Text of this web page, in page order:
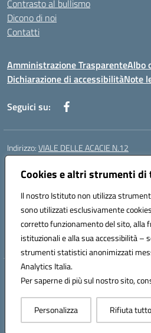
Cookies e altri strumenti di
Il nostro Istituto non utilizza
sono utilizzati esclusivamente
corretto funzionamento del sito, alla
istituzionali e alla sua accessibilità –
strumenti statistici anonimizzati
Analytics Italia.
Per saperne di più sul nostro sito,
Personalizza Rifiuta tutto
Contrasto al bullismo
Dicono di noi
Contatti
Amministrazione TrasparenteAlbo
Dichiarazione di accessibilitàNote
Seguici su:
Indirizzo:VIALE DELLE ACACIE N.12
Centralino:
Posta elettronica certificata (PEC):
Codice fiscale: 93082010617
Codice meccanografico:CEIC87900Q
Codice Indice delle Pubbliche
Codice unico di fatturazione (CUF): UF44ZQ
Hosting & Powered by
Concept & Design by